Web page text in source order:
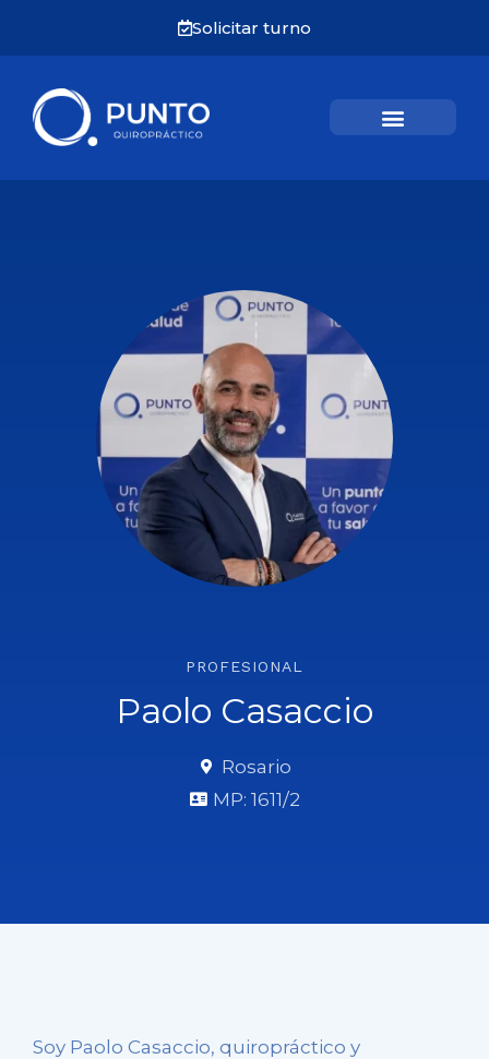
Solicitar turno
PROFESIONAL
Paolo Casaccio
Rosario
MP: 1611/2
Soy Paolo Casaccio, quiropráctico y